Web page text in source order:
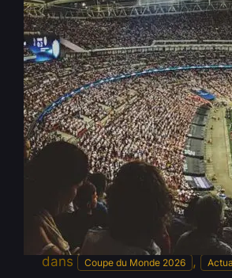
Coupe du monde
Thomas Partey
frontière, le Ghana
maître à jouer
Juin 12, 2026 Julien
dans Coupe du Monde 2026 ,